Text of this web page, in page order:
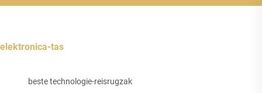
elektronica-tas
beste technologie-reisrugzak